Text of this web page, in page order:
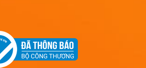
logo lên USB da theo yêu cầu